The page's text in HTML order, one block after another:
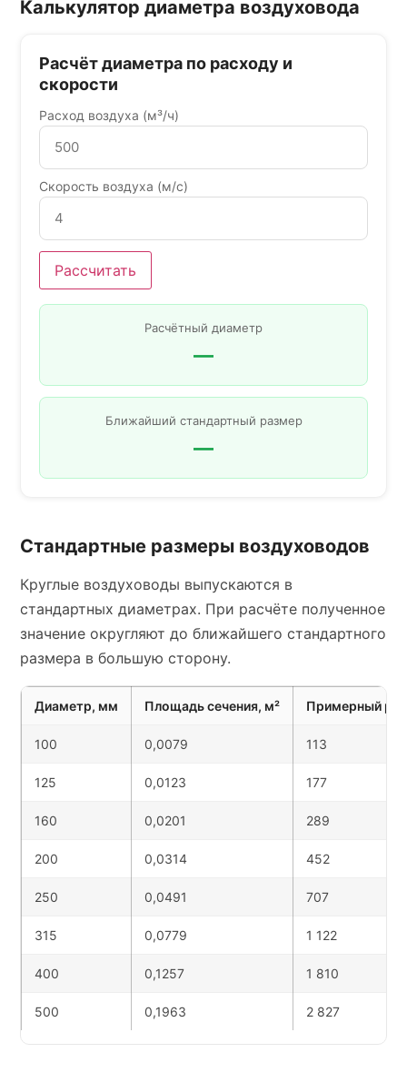
Калькулятор диаметра воздуховода
Расчёт диаметра по расходу и
скорости
Расход воздуха (м³/ч)
Скорость воздуха (м/с)
Рассчитать
Расчётный диаметр
—
Ближайший стандартный размер
—
Стандартные размеры воздуховодов
Круглые воздуховоды выпускаются в
стандартных диаметрах. При расчёте полученное
значение округляют до ближайшего стандартного
размера в большую сторону.
Диаметр, мм Площадь сечения, м² Примерный
100 0,0079 113
125 0,0123 177
160 0,0201 289
200 0,0314 452
250 0,0491 707
315 0,0779 1 122
400 0,1257 1 810
500 0,1963 2 827